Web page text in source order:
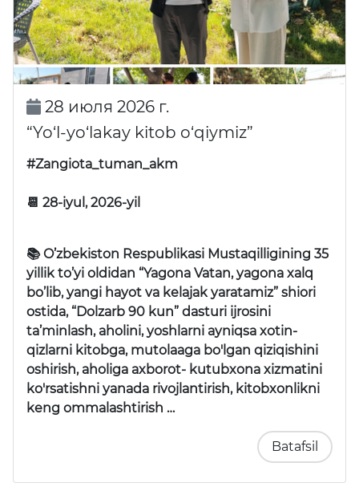
28 июля 2026 г.
“Yo‘l-yo‘lakay kitob o‘qiymiz”
#Zangiota_tuman_akm
📆 28-iyul, 2026-yil
📚 O’zbekiston Respublikasi Mustaqilligining 35
yillik to’yi oldidan “Yagona Vatan, yagona xalq
bo’lib, yangi hayot va kelajak yaratamiz” shiori
ostida, “Dolzarb 90 kun” dasturi ijrosini
ta’minlash, aholini, yoshlarni ayniqsa xotin-
qizlarni kitobga, mutolaaga bo'lgan qiziqishini
oshirish, aholiga axborot- kutubxona xizmatini
ko'rsatishni yanada rivojlantirish, kitobxonlikni
keng ommalashtirish …
Batafsil